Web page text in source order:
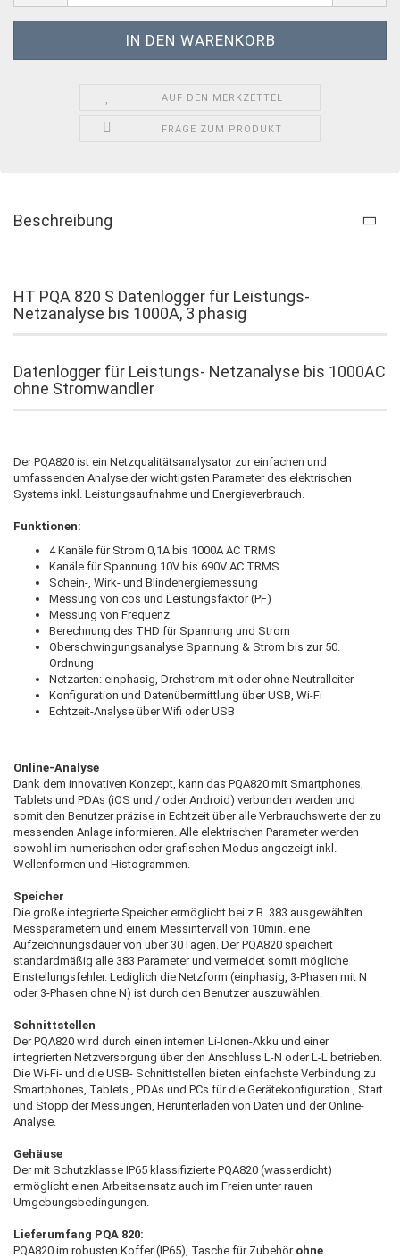
AUF DEN MERKZETTEL
FRAGE ZUM PRODUKT
Beschreibung
HT PQA 820 S Datenlogger für Leistungs-
Netzanalyse bis 1000A, 3 phasig
Datenlogger für Leistungs- Netzanalyse bis 1000AC
ohne Stromwandler
Der PQA820 ist ein Netzqualitätsanalysator zur einfachen und
umfassenden Analyse der wichtigsten Parameter des elektrischen
Systems inkl. Leistungsaufnahme und Energieverbrauch.
Funktionen:
4 Kanäle für Strom 0,1A bis 1000A AC TRMS
Kanäle für Spannung 10V bis 690V AC TRMS
Schein-, Wirk- und Blindenergiemessung
Messung von cos und Leistungsfaktor (PF)
Messung von Frequenz
Berechnung des THD für Spannung und Strom
Oberschwingungsanalyse Spannung & Strom bis zur 50.
Ordnung
Netzarten: einphasig, Drehstrom mit oder ohne Neutralleiter
Konfiguration und Datenübermittlung über USB, Wi-Fi
Echtzeit-Analyse über Wifi oder USB
Online-Analyse
Dank dem innovativen Konzept, kann das PQA820 mit Smartphones,
Tablets und PDAs (iOS und / oder Android) verbunden werden und
somit den Benutzer präzise in Echtzeit über alle Verbrauchswerte der zu
messenden Anlage informieren. Alle elektrischen Parameter werden
sowohl im numerischen oder grafischen Modus angezeigt inkl.
Wellenformen und Histogrammen.
Speicher
Die große integrierte Speicher ermöglicht bei z.B. 383 ausgewählten
Messparametern und einem Messintervall von 10min. eine
Aufzeichnungsdauer von über 30Tagen. Der PQA820 speichert
standardmäßig alle 383 Parameter und vermeidet somit mögliche
Einstellungsfehler. Lediglich die Netzform (einphasig, 3-Phasen mit N
oder 3-Phasen ohne N) ist durch den Benutzer auszuwählen.
Schnittstellen
Der PQA820 wird durch einen internen Li-Ionen-Akku und einer
integrierten Netzversorgung über den Anschluss L-N oder L-L betrieben.
Die Wi-Fi- und die USB- Schnittstellen bieten einfachste Verbindung zu
Smartphones, Tablets , PDAs und PCs für die Gerätekonfiguration , Start
und Stopp der Messungen, Herunterladen von Daten und der Online-
Analyse.
Gehäuse
Der mit Schutzklasse IP65 klassifizierte PQA820 (wasserdicht)
ermöglicht einen Arbeitseinsatz auch im Freien unter rauen
Umgebungsbedingungen.
Lieferumfang PQA 820:
PQA820 im robusten Koffer (IP65), Tasche für Zubehör ohne